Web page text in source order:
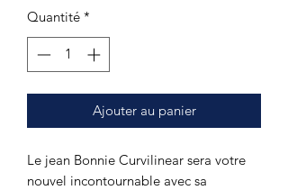
Quantité *
Ajouter au panier
Le jean Bonnie Curvilinear sera votre
nouvel incontournable avec sa